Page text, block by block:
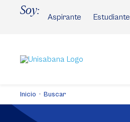
Soy:
Aspirante Estudiante
Inicio Buscar